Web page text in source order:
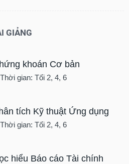
GIẢNG
khoán Cơ bản
gian: Tối 2, 4, 6
tích Kỹ thuật Ứng dụng
gian: Tối 2, 4, 6
hiểu Báo cáo Tài chính